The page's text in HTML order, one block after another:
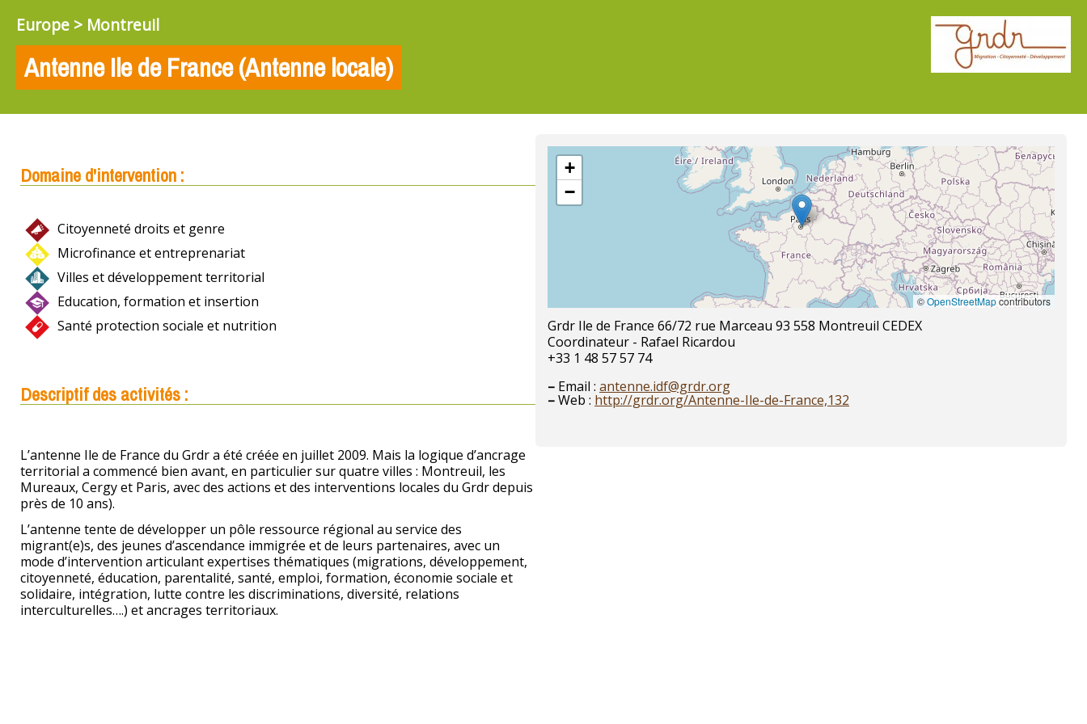
Europe > Montreuil
Antenne Ile de France (Antenne locale)
Domaine d'intervention :
Citoyenneté droits et genre
Microfinance et entreprenariat
Villes et développement territorial
Education, formation et insertion
Santé protection sociale et nutrition
Descriptif des activités :
L’antenne Ile de France du Grdr a été créée en juillet 2009. Mais la logique d’ancrage
territorial a commencé bien avant, en particulier sur quatre villes : Montreuil, les
Mureaux, Cergy et Paris, avec des actions et des interventions locales du Grdr depuis
près de 10 ans).
L’antenne tente de développer un pôle ressource régional au service des
migrant(e)s, des jeunes d’ascendance immigrée et de leurs partenaires, avec un
mode d’intervention articulant expertises thématiques (migrations, développement,
citoyenneté, éducation, parentalité, santé, emploi, formation, économie sociale et
solidaire, intégration, lutte contre les discriminations, diversité, relations
interculturelles….) et ancrages territoriaux.
+
−
©OpenStreetMapcontributors
Grdr Ile de France 66/72 rue Marceau 93 558 Montreuil CEDEX
Coordinateur - Rafael Ricardou
+33 1 48 57 57 74
– Email : antenne.idf@grdr.org
–Web : http://grdr.org/Antenne-Ile-de-France,132